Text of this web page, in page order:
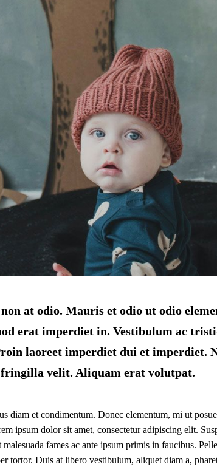
at odio. Mauris et odio ut odio
erat imperdiet in. Vestibulum ac
laoreet imperdiet dui et imperdiet.
velit. Aliquam erat volutpat.
diam et condimentum. Donec elementum, mi ut
ipsum dolor sit amet, consectetur adipiscing elit.
fames ac ante ipsum primis in faucibus.
tortor. Duis at libero vestibulum, aliquet diam a,